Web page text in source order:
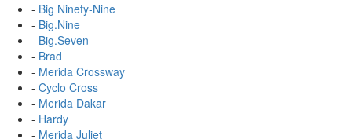
- Big Ninety-Nine
- Big.Nine
- Big.Seven
- Brad
- Merida Crossway
- Cyclo Cross
- Merida Dakar
- Hardy
- Merida Juliet